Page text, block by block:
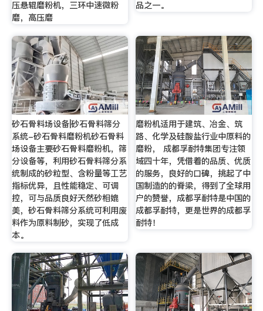
压悬辊磨粉机，三环中速微粉
磨，高压磨
品之一。
砂石骨料场设备|砂石骨料筛分
系统-砂石骨料磨粉机砂石骨料
场设备主要砂石骨料磨粉机，筛
分设备等，利用砂石骨料筛分系
统制成的砂粒型、含粉量等工艺
指标优异，且性能稳定、可调
控，可与品质良好天然砂相媲
美，砂石骨料筛分系统可利用废
料作为原料制砂，实现了低成
本。
磨粉机适用于建筑、冶金、筑
路、化学及硅酸盐行业中原料的
磨粉， 成都孚耐特集团专注领
域四十年，凭借着的品质、优质
的服务，良好的口碑，挑起了中
国制造的的脊梁，得到了全球用
户的赞誉，成都孚耐特是中国的
成都孚耐特，更是世界的成都孚
耐特！